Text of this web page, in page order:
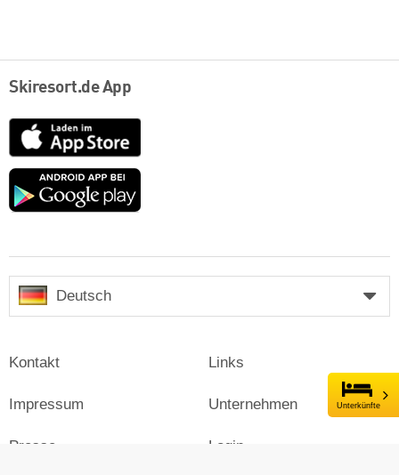
Unterkünfte
Skiresort.de App
App
Store
Google
Deutsch
Kontakt
Impressum
Presse
Links
Unternehmen
Login